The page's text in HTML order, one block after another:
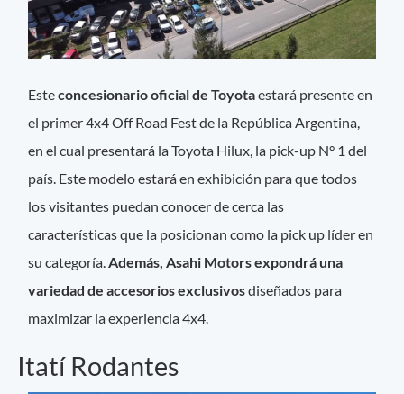
Esteconcesionario oficial de Toyotaestará presente en
el primer 4x4 Off Road Fest de la República Argentina,
en el cual presentará la Toyota Hilux, la pick-up N° 1 del
país. Este modelo estará en exhibición para que todos
los visitantes puedan conocer de cerca las
características que la posicionan como la pick up líder en
su categoría.Además, Asahi Motors expondrá una
variedad de accesorios exclusivosdiseñados para
maximizar la experiencia 4x4.
Itatí Rodantes